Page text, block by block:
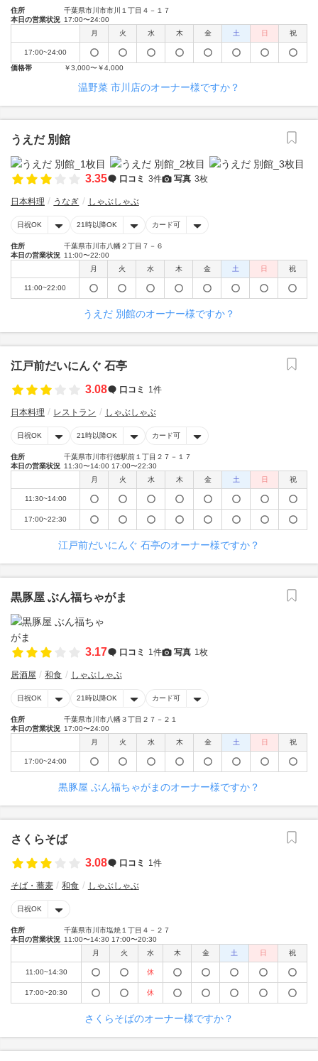
住所
千葉県市川市市川１丁目４－１７
本日の営業状況 17:00〜24:00
月
火 水 木 金 土 日 祝
17:00~24:00
価格帯
￥3,000〜￥4,000
温野菜 市川店のオーナー様ですか？
うえだ 別館
3.35 口コミ 3件 写真 3枚
日本料理 うなぎ しゃぶしゃぶ
日祝OK 21時以降OK カード可
住所
千葉県市川市八幡２丁目７－６
本日の営業状況 11:00〜22:00
月
火 水 木 金 土 日 祝
11:00~22:00
うえだ 別館のオーナー様ですか？
江戸前だいにんぐ 石亭
3.08
口コミ 1件
日本料理 レストラン しゃぶしゃぶ
日祝OK 21時以降OK カード可
住所
千葉県市川市行徳駅前１丁目２７－１７
本日の営業状況 11:30〜14:00 17:00〜22:30
月
火 水 木 金 土 日 祝
11:30~14:00
17:00~22:30
江戸前だいにんぐ 石亭のオーナー様ですか？
黒豚屋 ぶん福ちゃがま
3.17 口コミ 1件 写真 1枚
居酒屋 和食 しゃぶしゃぶ
日祝OK 21時以降OK カード可
住所
千葉県市川市八幡３丁目２７－２１
本日の営業状況 17:00〜24:00
月
火 水 木 金 土 日 祝
17:00~24:00
黒豚屋 ぶん福ちゃがまのオーナー様ですか？
さくらそば
3.08
口コミ 1件
そば・蕎麦 和食 しゃぶしゃぶ
日祝OK
住所
千葉県市川市塩焼１丁目４－２７
本日の営業状況 11:00〜14:30 17:00〜20:30
月
火 水 木 金 土 日 祝
11:00~14:30 休
17:00~20:30 休
さくらそばのオーナー様ですか？